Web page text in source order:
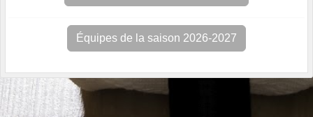
Équipes de la saison 2026-2027